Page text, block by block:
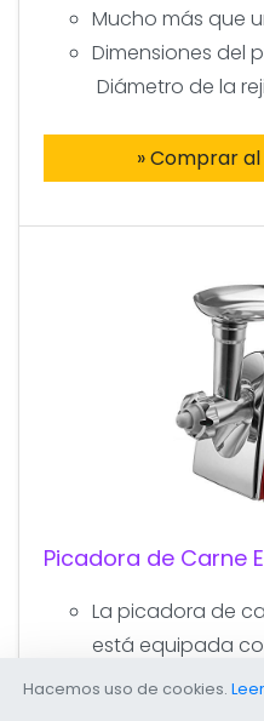
Mucho más que
Dimensiones del
Diámetro de la
» Comprar al
Picadora de Carne
La picadora de
está equipada
cobre de 2800
Construcción
Hacemos uso de cookies.